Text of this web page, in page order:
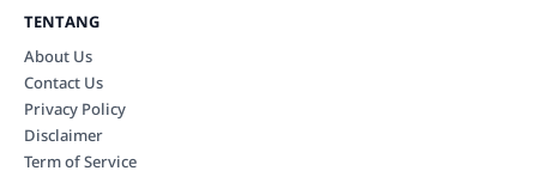
TENTANG
About Us
Contact Us
Privacy Policy
Disclaimer
Term of Service